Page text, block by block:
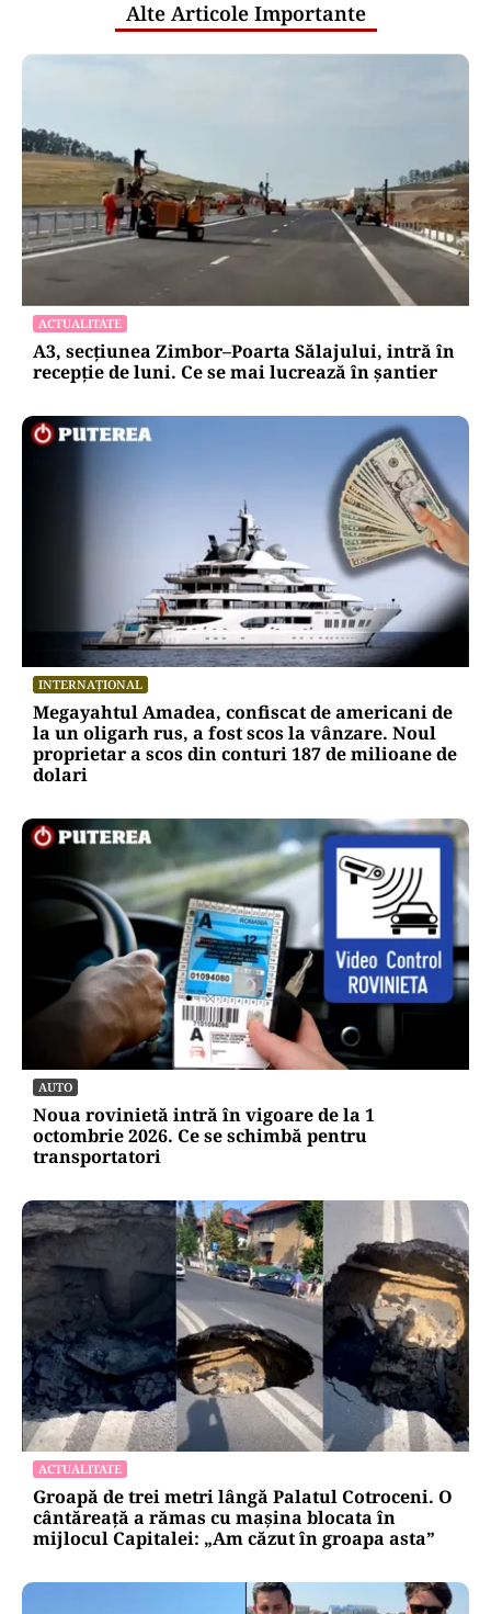
Alte Articole Importante
ACTUALITATE
A3, secțiunea Zimbor–Poarta Sălajului, intră în
recepție de luni. Ce se mai lucrează în șantier
INTERNAȚIONAL
Megayahtul Amadea, confiscat de americani de
la un oligarh rus, a fost scos la vânzare. Noul
proprietar a scos din conturi 187 de milioane de
dolari
AUTO
Noua rovinietă intră în vigoare de la 1
octombrie 2026. Ce se schimbă pentru
transportatori
ACTUALITATE
Groapă de trei metri lângă Palatul Cotroceni. O
cântăreață a rămas cu mașina blocata în
mijlocul Capitalei: „Am căzut în groapa asta”